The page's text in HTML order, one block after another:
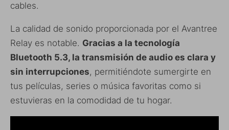
cables.
La calidad de sonido proporcionada por el Avantree
Relay es notable. Gracias a la tecnología
Bluetooth 5.3, la transmisión de audio es clara y
sin interrupciones, permitiéndote sumergirte en
tus películas, series o música favoritas como si
estuvieras en la comodidad de tu hogar.